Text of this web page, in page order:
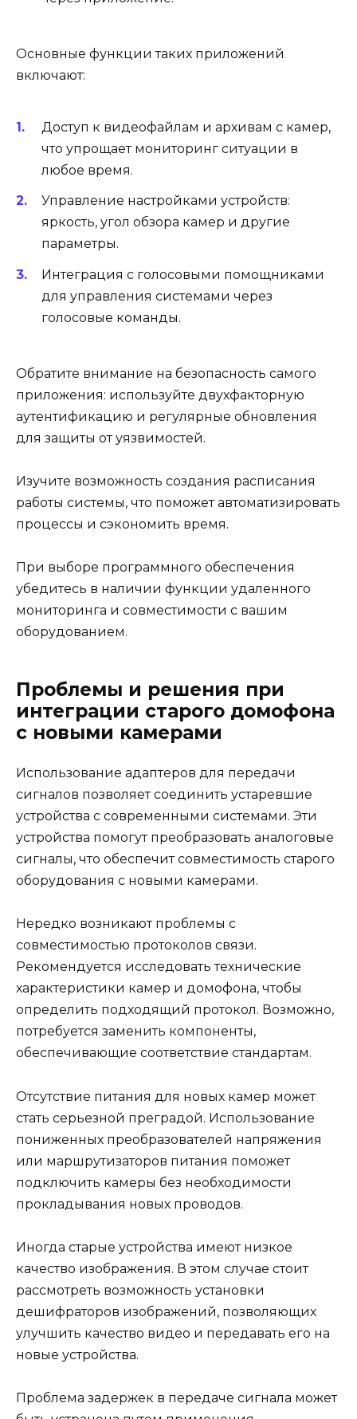
Основные функции таких приложений
включают:
Доступ к видеофайлам и архивам с камер,
что упрощает мониторинг ситуации в
любое время.
Управление настройками устройств:
яркость, угол обзора камер и другие
параметры.
Интеграция с голосовыми помощниками
для управления системами через
голосовые команды.
Обратите внимание на безопасность самого
приложения: используйте двухфакторную
аутентификацию и регулярные обновления
для защиты от уязвимостей.
Изучите возможность создания расписания
работы системы, что поможет автоматизировать
процессы и сэкономить время.
При выборе программного обеспечения
убедитесь в наличии функции удаленного
мониторинга и совместимости с вашим
оборудованием.
Проблемы и решения при
интеграции старого домофона
с новыми камерами
Использование адаптеров для передачи
сигналов позволяет соединить устаревшие
устройства с современными системами. Эти
устройства помогут преобразовать аналоговые
сигналы, что обеспечит совместимость старого
оборудования с новыми камерами.
Нередко возникают проблемы с
совместимостью протоколов связи.
Рекомендуется исследовать технические
характеристики камер и домофона, чтобы
определить подходящий протокол. Возможно,
потребуется заменить компоненты,
обеспечивающие соответствие стандартам.
Отсутствие питания для новых камер может
стать серьезной преградой. Использование
пониженных преобразователей напряжения
или маршрутизаторов питания поможет
подключить камеры без необходимости
прокладывания новых проводов.
Иногда старые устройства имеют низкое
качество изображения. В этом случае стоит
рассмотреть возможность установки
дешифраторов изображений, позволяющих
улучшить качество видео и передавать его на
новые устройства.
Проблема задержек в передаче сигнала может